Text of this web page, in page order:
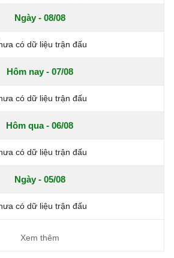
Ngày - 08/08
có dữ liệu trận đấu
Hôm nay - 07/08
có dữ liệu trận đấu
Hôm qua - 06/08
có dữ liệu trận đấu
Ngày - 05/08
có dữ liệu trận đấu
Xem thêm